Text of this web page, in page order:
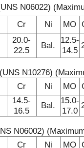
N06022)
Cr Ni MO
20.0-
22.5
Bal.
12.5-
14.5
N10276)
Cr Ni MO
14.5-
16.5
Bal.
15.0-
17.0
N06002)
Cr Ni MO